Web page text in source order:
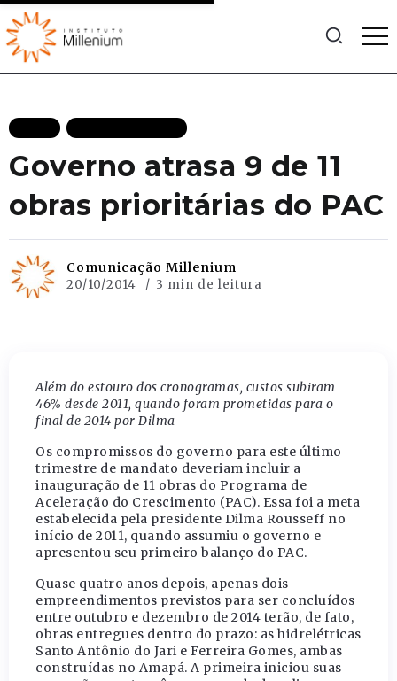
Governo atrasa 9 de 11
obras prioritárias do PAC
Comunicação Millenium
20/10/2014 3 min de leitura
Além do estouro dos cronogramas, custos subiram
46% desde 2011, quando foram prometidas para o
final de 2014 por Dilma
Os compromissos do governo para este último
trimestre de mandato deveriam incluir a
inauguração de 11 obras do Programa de
Aceleração do Crescimento (PAC). Essa foi a meta
estabelecida pela presidente Dilma Rousseff no
início de 2011, quando assumiu o governo e
apresentou seu primeiro balanço do PAC.
Quase quatro anos depois, apenas dois
empreendimentos previstos para ser concluídos
entre outubro e dezembro de 2014 terão, de fato,
obras entregues dentro do prazo: as hidrelétricas
Santo Antônio do Jari e Ferreira Gomes, ambas
construídas no Amapá. A primeira iniciou suas